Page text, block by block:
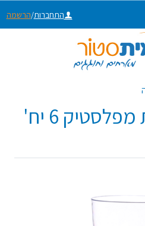
התחברות/הרשמה
כוס יין מהודרת מפלסטיק 6 יח'